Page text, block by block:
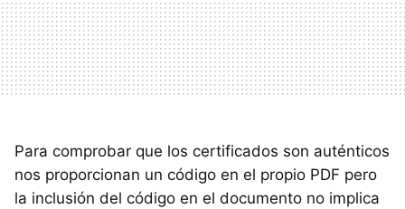
Para comprobar que los certificados son auténticos
nos proporcionan un código en el propio PDF pero
la inclusión del código en el documento no implica